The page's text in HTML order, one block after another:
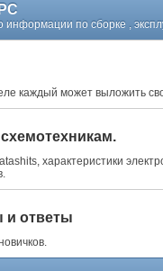
информации по сборке ,
каждый может выложить
характеристики
и ответы